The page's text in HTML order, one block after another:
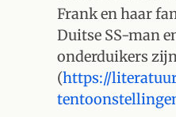
Frank en haar
Duitse SS-man
onderduikers
(https://